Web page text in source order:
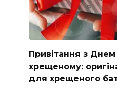
Привітання з
хрещеному:
для хрещеного